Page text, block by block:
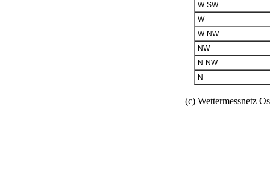
W-SW
W
W-NW
NW
N-NW
N
(c) Wettermessnetz